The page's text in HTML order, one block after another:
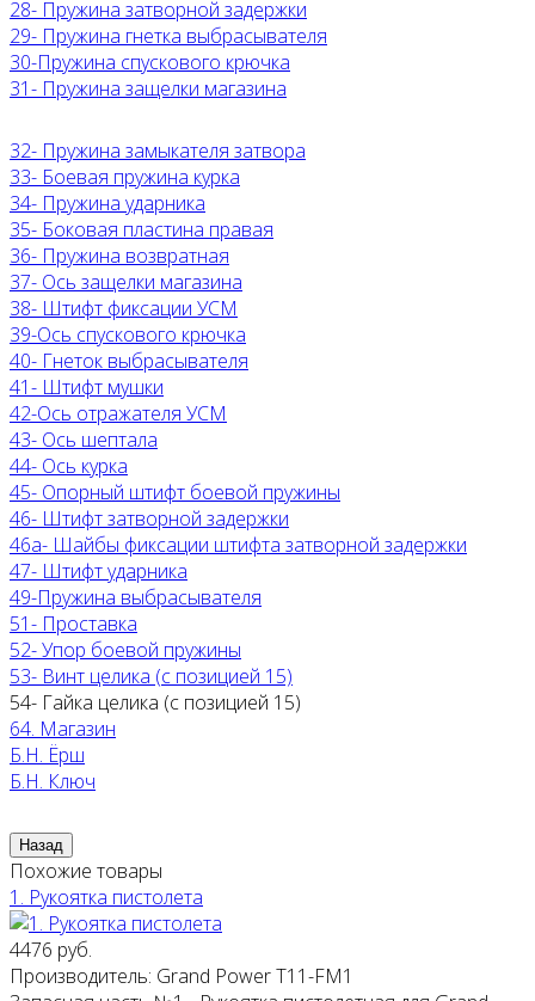
28- Пружина затворной задержки
29- Пружина гнетка выбрасывателя
30-Пружина спускового крючка
31- Пружина защелки магазина
32- Пружина замыкателя затвора
33- Боевая пружина курка
34- Пружина ударника
35- Боковая пластина правая
36- Пружина возвратная
37- Ось защелки магазина
38- Штифт фиксации УСМ
39-Ось спускового крючка
40- Гнеток выбрасывателя
41- Штифт мушки
42-Ось отражателя УСМ
43- Ось шептала
44- Ось курка
45- Опорный штифт боевой пружины
46- Штифт затворной задержки
46а- Шайбы фиксации штифта затворной задержки
47- Штифт ударника
49-Пружина выбрасывателя
51- Проставка
52- Упор боевой пружины
53- Винт целика (с позицией 15)
54- Гайка целика (с позицией 15)
64. Магазин
Б.Н. Ёрш
Б.Н. Ключ
Похожие товары
1. Рукоятка пистолета
4476 руб.
Производитель: Grand Power T11-FM1